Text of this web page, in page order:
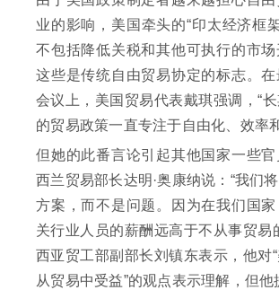
业的影响，美国牵头的“印太经济框
不包括降低关税和其他可执行的市
这些是传统自由贸易协定的标志。
会议上，美国贸易代表戴琪强调，“
的贸易政策一直专注于自由化、效率
但她的此番言论引起其他国家一些
西兰贸易部长达明·奥康纳说：“我们
方案，而不是问题。因为在我们国
关行业人员的薪酬远高于不从事贸易
西亚贸工部副部长刘镇东表示，他对
从贸易中受益”的观点表示理解，但他